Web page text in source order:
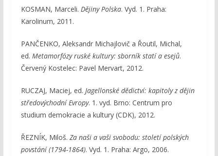
KOSMAN, Marceli. Dějiny Polska. Vyd. 1. Praha:
Karolinum, 2011.
PANČENKO, Aleksandr Michajlovič a Řoutil, Michal,
ed. Metamorfózy ruské kultury: sborník statí a esejů.
Červený Kostelec: Pavel Mervart, 2012.
RUCZAJ, Maciej, ed. Jagellonské dědictví: kapitoly z dějin
středovýchodní Evropy. 1. vyd. Brno: Centrum pro
studium demokracie a kultury (CDK), 2012.
ŘEZNÍK, Miloš. Za naši a vaši svobodu: století polských
povstání (1794-1864). Vyd. 1. Praha: Argo, 2006.